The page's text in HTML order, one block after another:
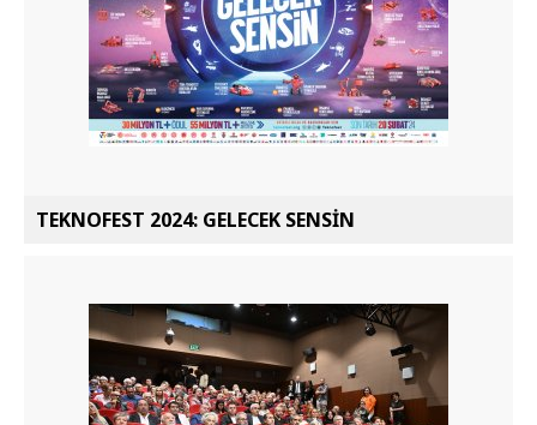
TEKNOFEST 2024: GELECEK SENSİN